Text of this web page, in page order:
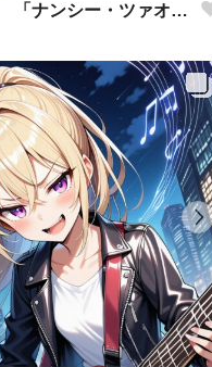
看板娘566 「ナンシー・ツァオのよもやま話」